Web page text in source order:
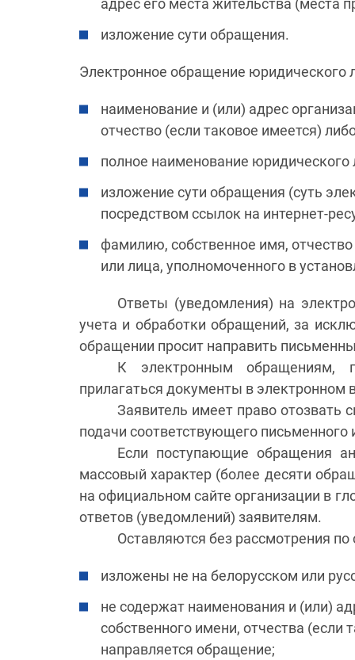
адрес его места жительства (места
изложение сути обращения.
Электронное обращение юридического
наименование и (или) адрес
отчество (если таковое имеется)
полное наименование
изложение сути обращения (суть
посредством ссылок на интернет-
фамилию, собственное имя,
или лица, уполномоченного в
Ответы (уведомления) на
учета и обработки обращений, за
обращении просит направить
К электронным обращениям,
прилагаться документы в
Заявитель имеет право отозвать
подачи соответствующего письменного
Если поступающие обращения
массовый характер (более десяти
на официальном сайте организации в
ответов (уведомлений) заявителям.
Оставляются без рассмотрения
изложены не на белорусском или
не содержат наименования и (или)
собственного имени, отчества
направляется обращение;